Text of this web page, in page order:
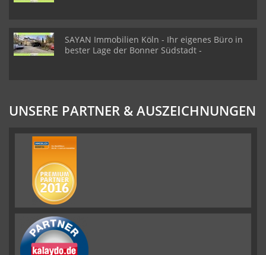
SAYAN Immobilien Köln - Ihr eigenes Büro in
bester Lage der Bonner Südstadt -
UNSERE PARTNER & AUSZEICHNUNGEN